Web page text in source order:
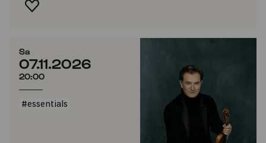
FAVORIT HINZUFÜGEN
Sa
07.11.2026
20:00
#essentials